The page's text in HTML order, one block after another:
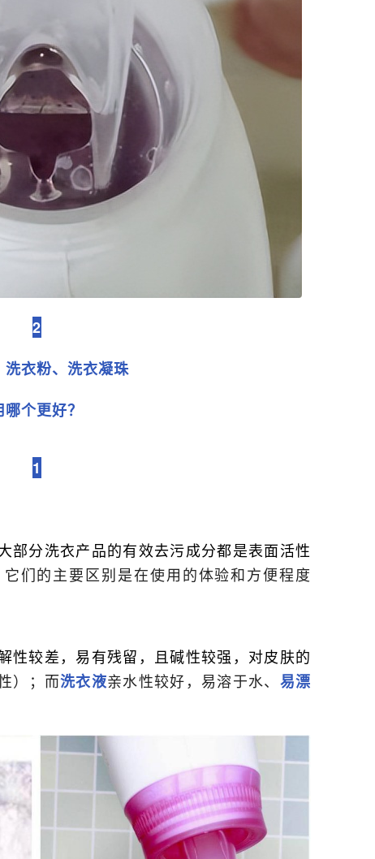
2
洗衣粉、洗衣凝珠
哪个更好？
1
部分洗衣产品的有效去污成分都是表面活性
它们的主要区别是在使用的体验和方便程度
性较差，易有残留，且碱性较强，对皮肤的
）；而洗衣液亲水性较好，易溶于水、 易漂